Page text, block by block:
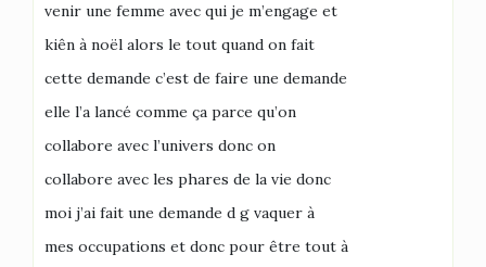
venir une femme avec qui je m’engage et
kiên à noël alors le tout quand on fait
cette demande c’est de faire une demande
elle l’a lancé comme ça parce qu’on
collabore avec l’univers donc on
collabore avec les phares de la vie donc
moi j’ai fait une demande d g vaquer à
mes occupations et donc pour être tout à